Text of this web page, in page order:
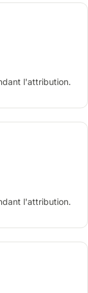
l'attribution.
l'attribution.